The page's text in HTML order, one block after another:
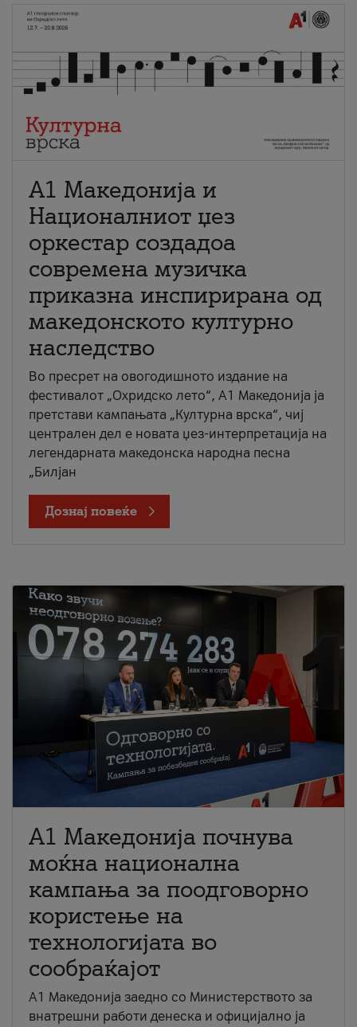
А1 Македонија и
Националниот џез
оркестар создадоа
современа музичка
приказна инспирирана од
македонското културно
наследство
Во пресрет на овогодишното издание на
фестивалот „Охридско лето“, А1 Македонија ја
претстави кампањата „Културна врска“, чиј
централен дел е новата џез-интерпретација на
легендарната македонска народна песна
„Билјан
Дознај повеќе
A1 Македонија почнува
моќна национална
кампања за поодговорно
користење на
технологијата во
сообраќајот
A1 Македонија заедно со Министерството за
внатрешни работи денеска и официјално ја